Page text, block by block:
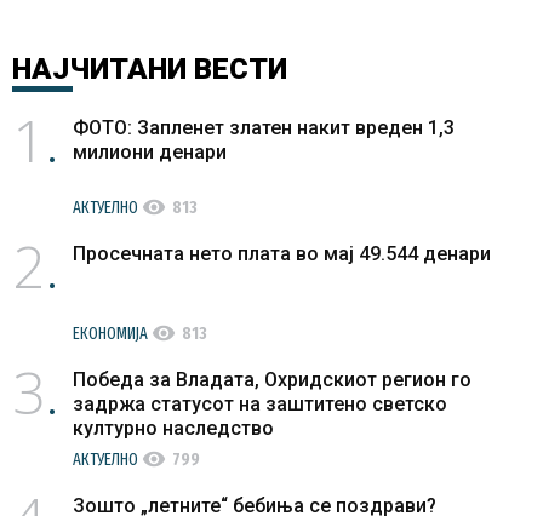
НАЈЧИТАНИ ВЕСТИ
1
ФОТО: Запленет златен накит вреден 1,3
милиони денари
АКТУЕЛНО visibility 813
2 Просечната нето плата во мај 49.544 денари
ЕКОНОМИЈА visibility 813
3
Победа за Владата, Охридскиот регион го
задржа статусот на заштитено светско
културно наследство
АКТУЕЛНО visibility 799
Зошто „летните“ бебиња се поздрави?